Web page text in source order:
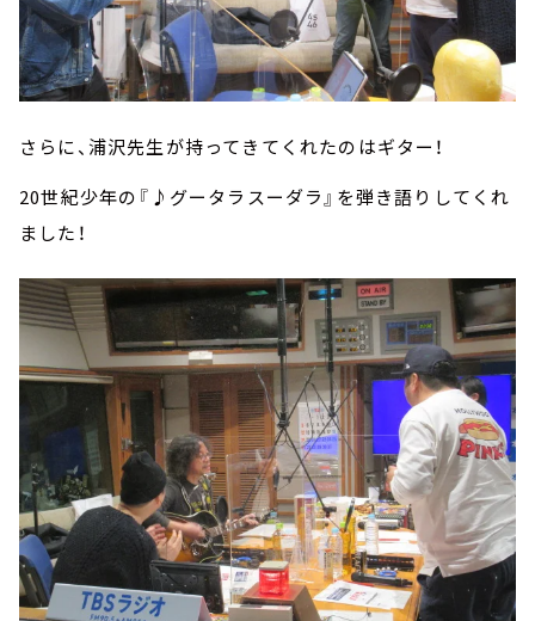
さらに、浦沢先生が持ってきてくれたのはギター！
20世紀少年の『♪グータラスーダラ』を弾き語りしてくれ
ました！